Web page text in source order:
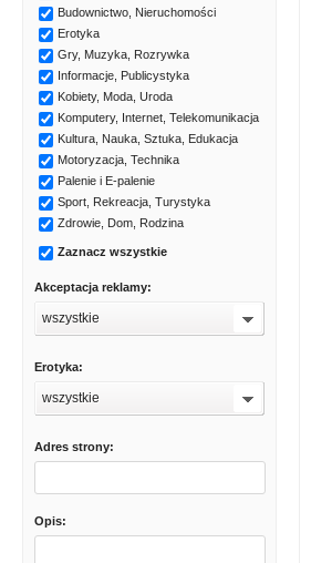
Budownictwo, Nieruchomości
Erotyka
Gry, Muzyka, Rozrywka
Informacje, Publicystyka
Kobiety, Moda, Uroda
Komputery, Internet, Telekomunikacja
Kultura, Nauka, Sztuka, Edukacja
Motoryzacja, Technika
Palenie i E-palenie
Sport, Rekreacja, Turystyka
Zdrowie, Dom, Rodzina
Zaznacz wszystkie
Akceptacja reklamy:
wszystkie
Erotyka:
wszystkie
Adres strony:
Opis: